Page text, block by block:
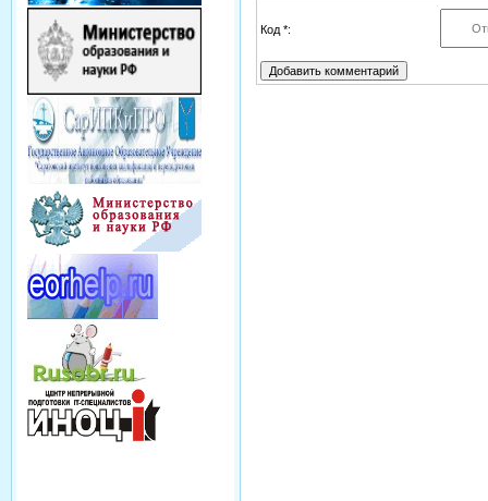
Код *: